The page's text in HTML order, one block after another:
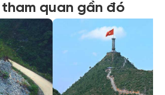
quan gần đó